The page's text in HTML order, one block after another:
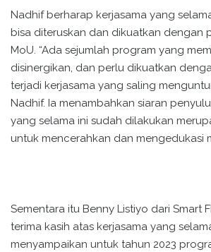
Nadhif berharap kerjasama yang
bisa diteruskan dan dikuatkan dengan
MoU. “Ada sejumlah program yang
disinergikan, dan perlu dikuatkan
terjadi kerjasama yang saling
Nadhif. Ia menambahkan siaran
yang selama ini sudah dilakukan
untuk mencerahkan dan mengedukasi
Sementara itu Benny Listiyo dari Smart
terima kasih atas kerjasama yang
menyampaikan untuk tahun 2023